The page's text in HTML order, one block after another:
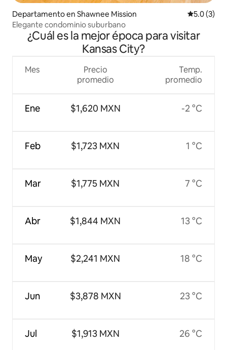
Departamento en Shawnee Mission
5.0 (3)
Elegante condominio suburbano
¿Cuál es la mejor época para visitar
Kansas City?
Mes
Ene
Feb
Mar
Abr
May
Jun
Jul
Precio
promedio
$1,620 MXN
$1,723 MXN
$1,775 MXN
$1,844 MXN
$2,241 MXN
$3,878 MXN
$1,913 MXN
Temp.
promedio
-2 °C
1 °C
7 °C
13 °C
18 °C
23 °C
26 °C